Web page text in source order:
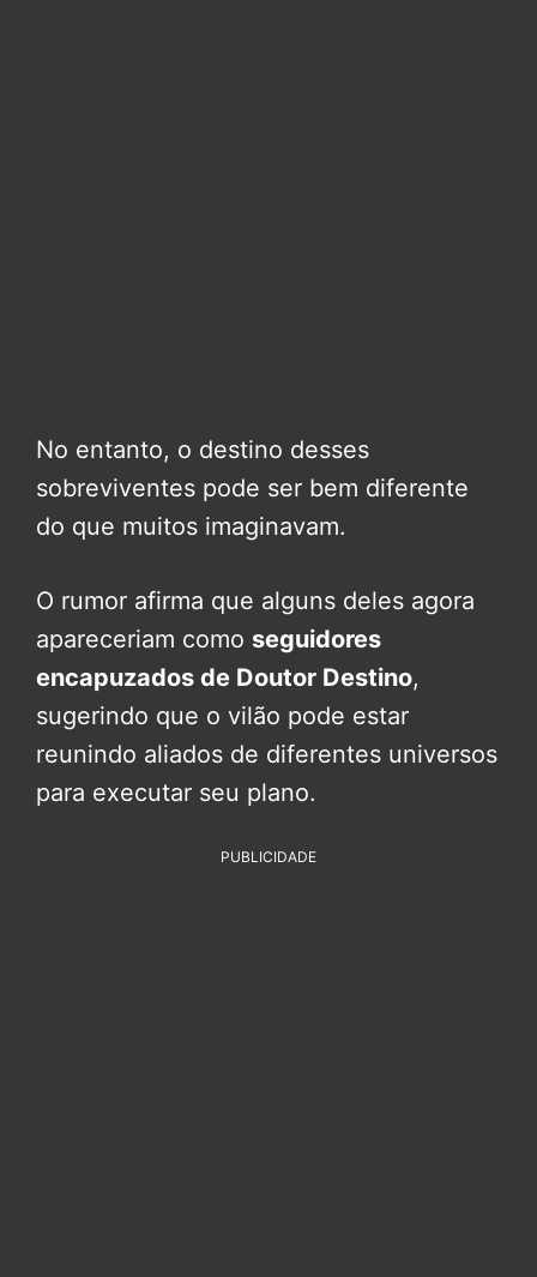
No entanto, o destino desses
sobreviventes pode ser bem diferente
do que muitos imaginavam.
O rumor afirma que alguns deles agora
apareceriam como seguidores
encapuzados de Doutor Destino,
sugerindo que o vilão pode estar
reunindo aliados de diferentes universos
para executar seu plano.
PUBLICIDADE